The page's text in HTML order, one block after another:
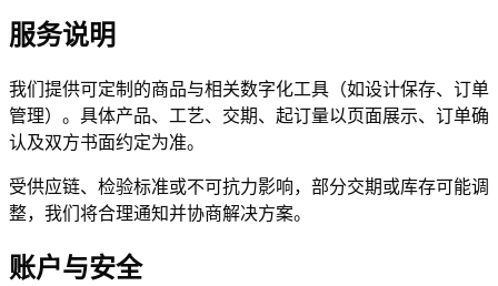
服务说明
我们提供可定制的商品与相关数字化工具（如设计保存、订单
管理）。具体产品、工艺、交期、起订量以页面展示、订单确
认及双方书面约定为准。
受供应链、检验标准或不可抗力影响，部分交期或库存可能调
整，我们将合理通知并协商解决方案。
账户与安全